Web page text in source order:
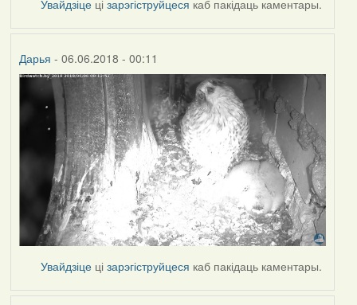
Увайдзіце цізарэгіструйцеся каб пакідаць каментары.
Дарья - 06.06.2018 - 00:11
Увайдзіце цізарэгіструйцеся каб пакідаць каментары.